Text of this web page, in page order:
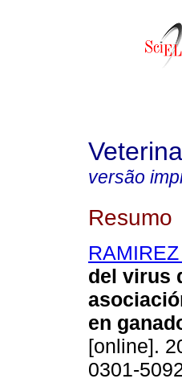
versão
Resumo
del virus
en
[online].
0301-